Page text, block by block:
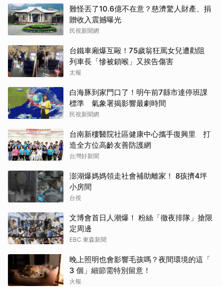
難怪丟了10.6億不在意？慈濟驚人財產、捐
贈收入震撼曝光
民視新聞網
台鐵車廂爆互毆！75歲翁狂罵女兒遭勸阻
列車長「慘被鎖喉」又挨告傷害
太報
白海豚到家門口了！明午前7縣市達停班課
標準 氣象署揭影響最劇時間
民視新聞網
台南新樓醫院社區健康中心攜手復興里 打
造全方位高齡友善防護網
台灣好新聞
澎湖爆媽媽領走社會補助離家！ 8孩擠4坪
小房間
台視
文博會首日人潮爆！ 粉絲「徹夜排隊」搶限
定周邊
EBC 東森新聞
晚上照明也會影響毛孩嗎？夜間環境的這「
3 個」細節需特別留意！
火報